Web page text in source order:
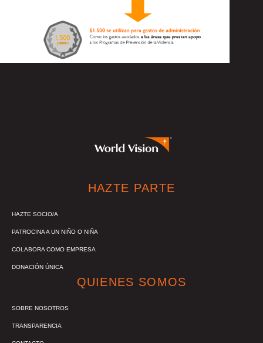
HAZTE PARTE
HAZTE SOCIO/A
PATROCINA A UN NIÑO O NIÑA
COLABORA COMO EMPRESA
DONACIÓN ÚNICA
QUIENES SOMOS
SOBRE NOSOTROS
TRANSPARENCIA